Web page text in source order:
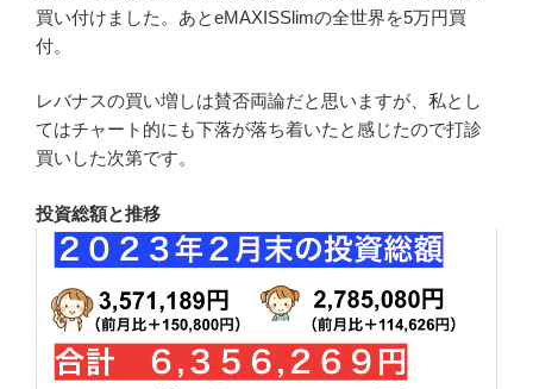
買い付けました。あとeMAXISSlimの全世界を5万円買
付。
レバナスの買い増しは賛否両論だと思いますが、私とし
てはチャート的にも下落が落ち着いたと感じたので打診
買いした次第です。
投資総額と推移